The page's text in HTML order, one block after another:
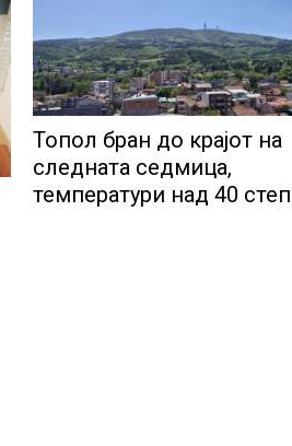
Топол бран до крајот на
следната седмица,
температури над 40